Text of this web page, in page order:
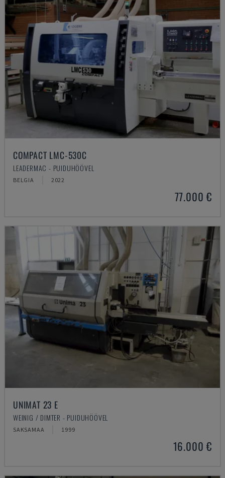
COMPACT LMC-530C
LEADERMAC - PUIDUHÖÖVEL
BELGIA 2022
77.000 €
UNIMAT 23 E
WEINIG / DIMTER - PUIDUHÖÖVEL
SAKSAMAA 1999
16.000 €